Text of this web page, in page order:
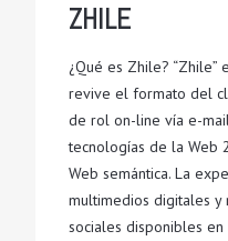
ZHILE
¿Qué es Zhile?
revive el formato del
de rol on-line vía e-
tecnologías de la Web
Web semántica. La
multimedios digitales y
sociales disponibles